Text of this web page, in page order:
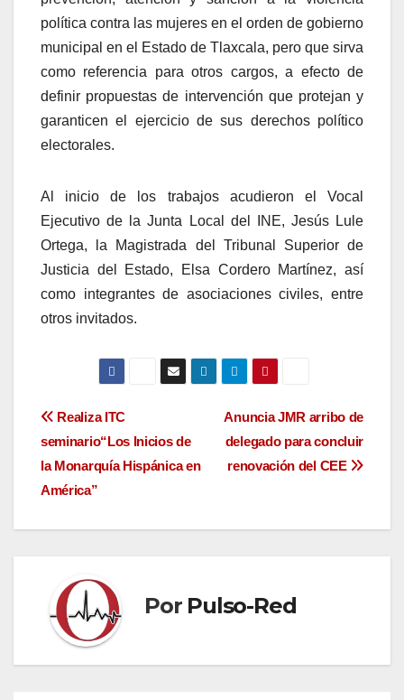
política contra las mujeres en el orden de gobierno
municipal en el Estado de Tlaxcala, pero que sirva
como referencia para otros cargos, a efecto de
definir propuestas de intervención que protejan y
garanticen el ejercicio de sus derechos político
electorales.
Al inicio de los trabajos acudieron el Vocal
Ejecutivo de la Junta Local del INE, Jesús Lule
Ortega, la Magistrada del Tribunal Superior de
Justicia del Estado, Elsa Cordero Martínez, así
como integrantes de asociaciones civiles, entre
otros invitados.
Navegación
de
entradas
Anuncia JMR arribo de
delegado para concluir
renovación del CEE
Realiza ITC
seminario“Los Inicios de
la Monarquía Hispánica en
América”
Por Pulso-Red